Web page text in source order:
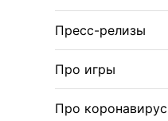
Пресс-релизы
Про игры
Про коронавирус